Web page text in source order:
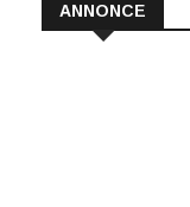
ANNONCE